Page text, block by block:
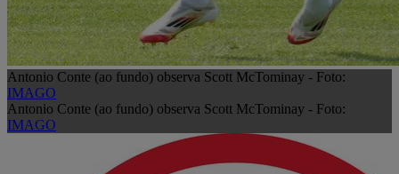
Antonio Conte (ao fundo) observa Scott McTominay - Foto:
IMAGO
Antonio Conte (ao fundo) observa Scott McTominay - Foto:
IMAGO